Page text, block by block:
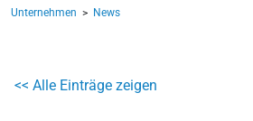
Unternehmen > News
<< Alle Einträge zeigen